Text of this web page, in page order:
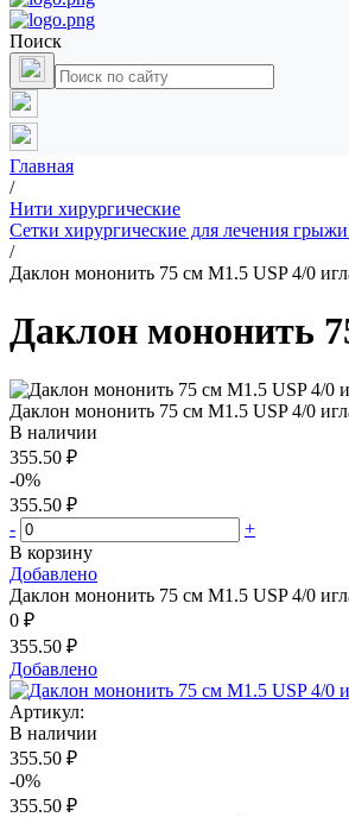
Поиск
Главная
/
Нити хирургические
Сетки хирургические для лечения грыжи
/
Даклон мононить 75 см М1.5 USP 4/0
Даклон мононить
Даклон мононить 75 см М1.5 USP 4/0
В наличии
355.50 ₽
-0%
355.50 ₽
-
+
В корзину
Добавлено
Даклон мононить 75 см М1.5 USP 4/0
0 ₽
355.50 ₽
Добавлено
Артикул:
В наличии
355.50 ₽
-0%
355.50 ₽